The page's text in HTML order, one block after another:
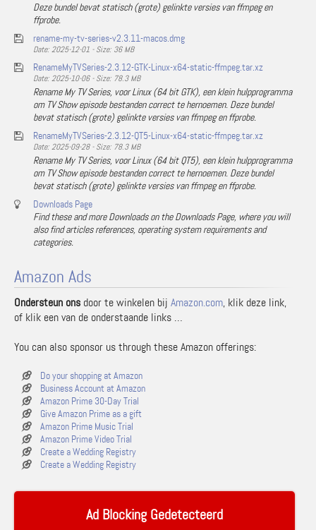
Deze bundel bevat statisch (grote) gelinkte versies van ffmpeg en
ffprobe.
rename-my-tv-series-v2.3.11-macos.dmg
Date: 2025-12-01 - Size: 36 MB
RenameMyTVSeries-2.3.12-GTK-Linux-x64-static-ffmpeg.tar.xz
Date: 2025-10-06 - Size: 78.3 MB
Rename My TV Series, voor Linux (64 bit GTK), een klein hulpprogramma
om TV Show episode bestanden correct te hernoemen. Deze bundel
bevat statisch (grote) gelinkte versies van ffmpeg en ffprobe.
RenameMyTVSeries-2.3.12-QT5-Linux-x64-static-ffmpeg.tar.xz
Date: 2025-09-28 - Size: 78.3 MB
Rename My TV Series, voor Linux (64 bit QT5), een klein hulpprogramma
om TV Show episode bestanden correct te hernoemen. Deze bundel
bevat statisch (grote) gelinkte versies van ffmpeg en ffprobe.
Downloads Page
Find these and more Downloads on the Downloads Page, where you will
also find articles references, operating system requirements and
categories.
Amazon Ads
Ondersteun ons door te winkelen bij Amazon.com, klik deze link,
of klik een van de onderstaande links …
You can also sponsor us through these Amazon offerings:
Do your shopping at Amazon
Business Account at Amazon
Amazon Prime 30-Day Trial
Give Amazon Prime as a gift
Amazon Prime Music Trial
Amazon Prime Video Trial
Create a Wedding Registry
Create a Wedding Registry
Ad Blocking Gedetecteerd